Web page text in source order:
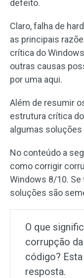
defeito.
Claro, falha de
as principais
crítica do
outras causas
por uma aqui.
Além de resumir
estrutura crítica
algumas
No conteúdo a
como corrigir
Windows 8/10. Se
soluções são
O que
corrupção
código?
resposta.